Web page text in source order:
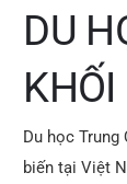
DU
Du học Trung
biến tại Việt